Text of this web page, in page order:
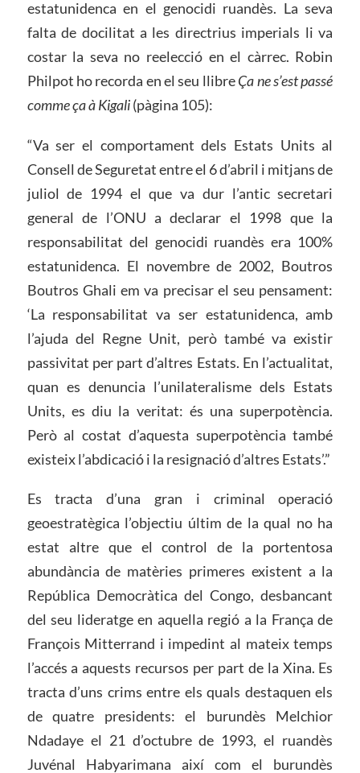
estatunidenca en el genocidi ruandès. La seva
falta de docilitat a les directrius imperials li va
costar la seva no reelecció en el càrrec. Robin
Philpot ho recorda en el seu llibreÇa ne s’est passé
comme ça à Kigali(pàgina 105):
“Va ser el comportament dels Estats Units al
Consell de Seguretat entre el 6 d’abril i mitjans de
juliol de 1994 el que va dur l’antic secretari
general de l’ONU a declarar el 1998 que la
responsabilitat del genocidi ruandès era 100%
estatunidenca. El novembre de 2002, Boutros
Boutros Ghali em va precisar el seu pensament:
‘La responsabilitat va ser estatunidenca, amb
l’ajuda del Regne Unit, però també va existir
passivitat per part d’altres Estats. En l’actualitat,
quan es denuncia l’unilateralisme dels Estats
Units, es diu la veritat: és una superpotència.
Però al costat d’aquesta superpotència també
existeix l’abdicació i la resignació d’altres Estats’.”
Es tracta d’una gran i criminal operació
geoestratègica l’objectiu últim de la qual no ha
estat altre que el control de la portentosa
abundància de matèries primeres existent a la
República Democràtica del Congo, desbancant
del seu lideratge en aquella regió a la França de
François Mitterrand i impedint al mateix temps
l’accés a aquests recursos per part de la Xina. Es
tracta d’uns crims entre els quals destaquen els
de quatre presidents: el burundès Melchior
Ndadaye el 21 d’octubre de 1993, el ruandès
Juvénal Habyarimana així com el burundès